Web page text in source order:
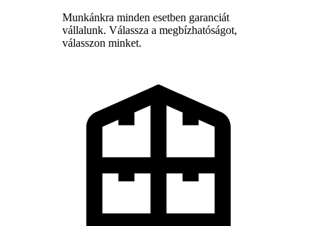
Munkánkra minden esetben garanciát
vállalunk. Válassza a megbízhatóságot,
válasszon minket.